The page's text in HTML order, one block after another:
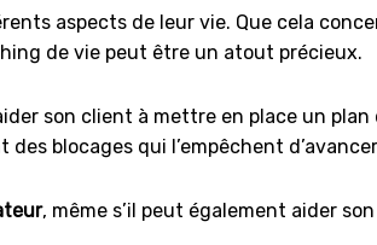
aspects de leur vie. Que cela
de vie peut être un atout précieux.
son client à mettre en place un
blocages qui l’empêchent
, même s’il peut également aider